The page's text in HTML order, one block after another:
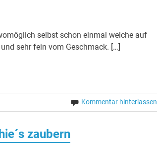
selbst schon einmal welche auf
sehr fein vom Geschmack. […]
Kommentar hinterlassen
zaubern